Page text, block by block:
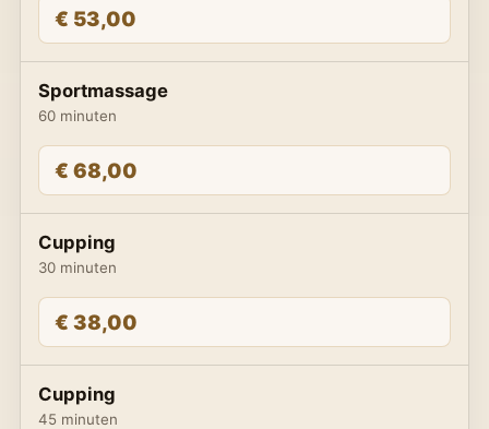
€ 53,00
Sportmassage
60 minuten
€ 68,00
Cupping
30 minuten
€ 38,00
Cupping
45 minuten